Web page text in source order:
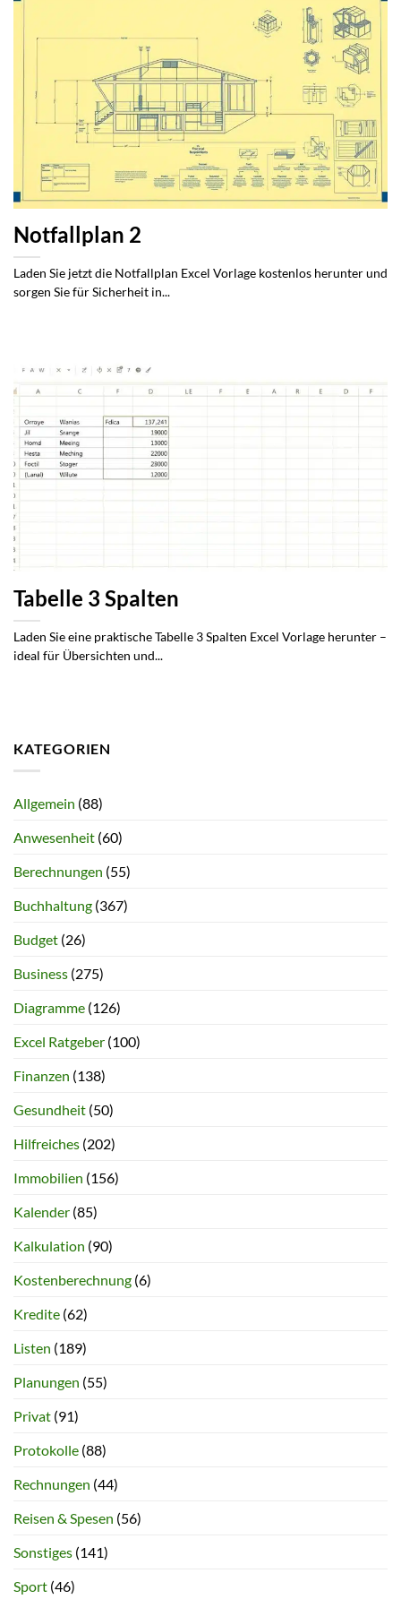
Notfallplan 2
Laden Sie jetzt die Notfallplan Excel Vorlage kostenlos herunter und
sorgen Sie für Sicherheit in...
Tabelle 3 Spalten
Laden Sie eine praktische Tabelle 3 Spalten Excel Vorlage herunter –
ideal für Übersichten und...
KATEGORIEN
Allgemein (88)
Anwesenheit (60)
Berechnungen (55)
Buchhaltung (367)
Budget (26)
Business (275)
Diagramme (126)
Excel Ratgeber (100)
Finanzen (138)
Gesundheit (50)
Hilfreiches (202)
Immobilien (156)
Kalender (85)
Kalkulation (90)
Kostenberechnung (6)
Kredite (62)
Listen (189)
Planungen (55)
Privat (91)
Protokolle (88)
Rechnungen (44)
Reisen & Spesen (56)
Sonstiges (141)
Sport (46)